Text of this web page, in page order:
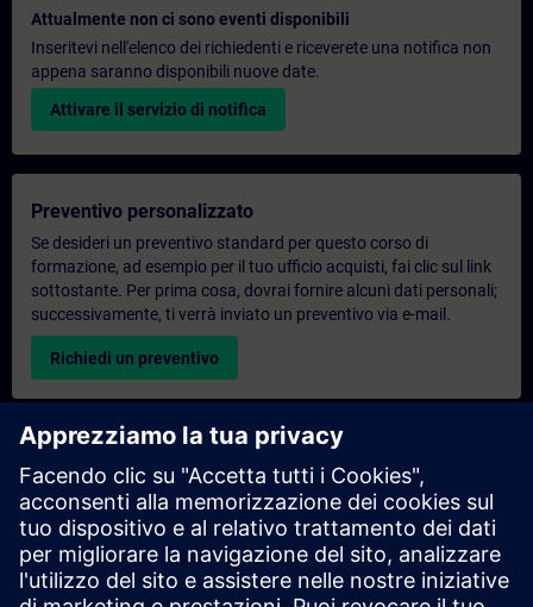
Attualmente non ci sono eventi disponibili
Inseritevi nell'elenco dei richiedenti e riceverete una notifica non
appena saranno disponibili nuove date.
Attivare il servizio di notifica
Preventivo personalizzato
Se desideri un preventivo standard per questo corso di
formazione, ad esempio per il tuo ufficio acquisti, fai clic sul link
sottostante. Per prima cosa, dovrai fornire alcuni dati personali;
successivamente, ti verrà inviato un preventivo via e-mail.
Richiedi un preventivo
Richiesta di informazioni su corsi di formazione
esclusivi
Compila il modulo di richiesta sottostante se hai bisogno di un
preventivo per un corso di formazione esclusivo in sede,
virtualmente o presso il nostro centro di formazione SITRAIN.
Questo tipo di richiesta è adatto a gruppi più numerosi (da 6